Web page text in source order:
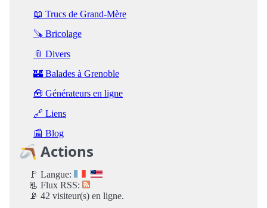
📖 Trucs de Grand-Mère
🪚 Bricolage
📎 Divers
🏰 Balades à Grenoble
🧰 Générateurs en ligne
🔗 Liens
📰 Blog
🪃 Actions
🚩 Langue:
📃 Flux RSS:
📡 42 visiteur(s) en ligne.